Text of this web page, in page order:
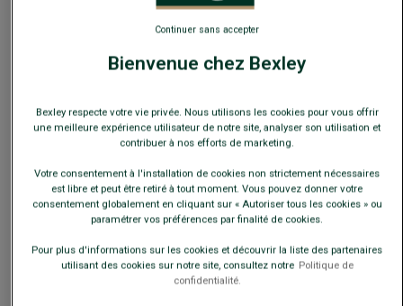
sur le 2e manteau ou blouson
Payez en plusieurs fois dès 199€ d'achat
Bienvenue chez Bexley
Bexley respecte votre vie privée. Nous utilisons les cookies pour vous offrir
une meilleure expérience utilisateur de notre site, analyser son utilisation et
contribuer à nos efforts de marketing.
Votre consentement à l'installation de cookies non strictement nécessaires
est libre et peut être retiré à tout moment. Vous pouvez donner votre
consentement globalement en cliquant sur « Autoriser tous les cookies » ou
paramétrer vos préférences par finalité de cookies.
Pour plus d'informations sur les cookies et découvrir la liste des partenaires
utilisant des cookies sur notre site, consultez notre Politique de
confidentialité.
Continuer sans accepter